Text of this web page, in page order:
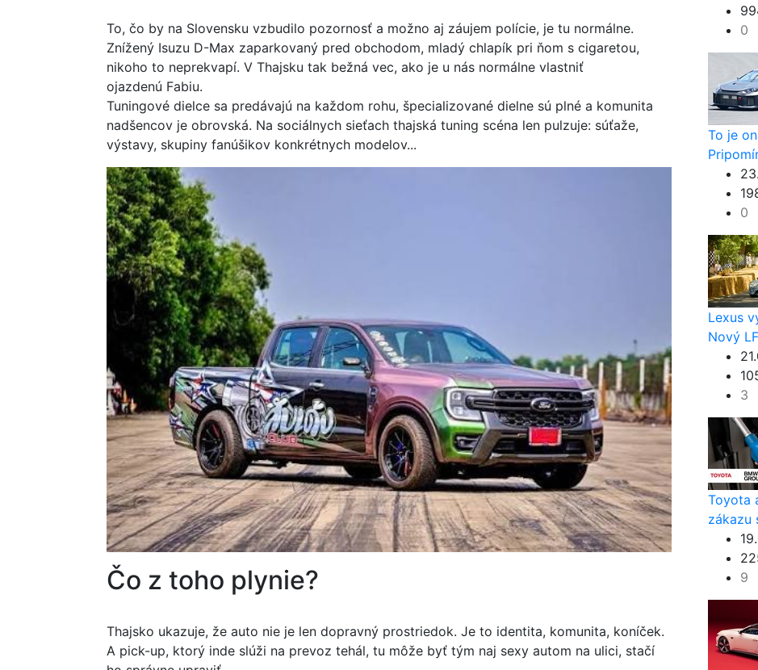
To, čo by na Slovensku vzbudilo pozornosť a možno aj záujem polície, je tu normálne.
Znížený Isuzu D-Max zaparkovaný pred obchodom, mladý chlapík pri ňom s cigaretou,
nikoho to neprekvapí. V Thajsku tak bežná vec, ako je u nás normálne vlastniť
ojazdenú Fabiu.
Tuningové dielce sa predávajú na každom rohu, špecializované dielne sú plné a komunita
nadšencov je obrovská. Na sociálnych sieťach thajská tuning scéna len pulzuje: súťaže,
výstavy, skupiny fanúšikov konkrétnych modelov...
Čo z toho plynie?
Thajsko ukazuje, že auto nie je len dopravný prostriedok. Je to identita, komunita, koníček.
A pick-up, ktorý inde slúži na prevoz tehál, tu môže byť tým naj sexy autom na ulici, stačí
0
To je
0
Lexus
Nový
3
Toyota
zákazu
9